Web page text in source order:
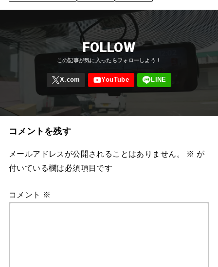
FOLLOW
コメントを残す
メールアドレスが公開されることはありません。 ※ が
付いている欄は必須項目です
コメント ※